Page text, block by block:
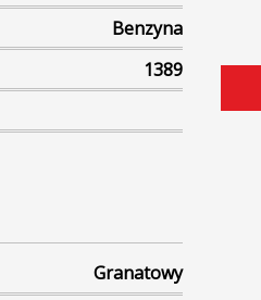
Benzyna
1389
Granatowy